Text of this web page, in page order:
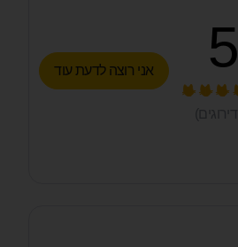
5 אני רוצה לדעת עוד